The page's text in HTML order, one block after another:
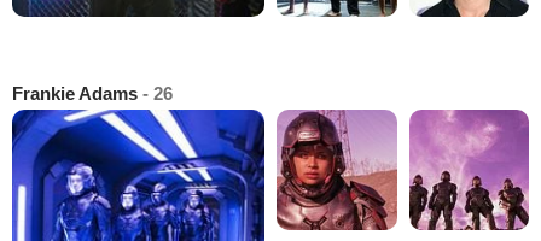
Frankie Adams - 26